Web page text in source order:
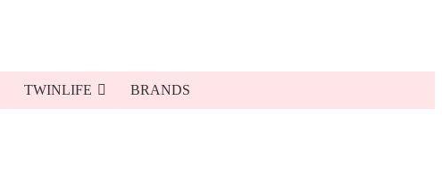
TWINLIFE
BRANDS